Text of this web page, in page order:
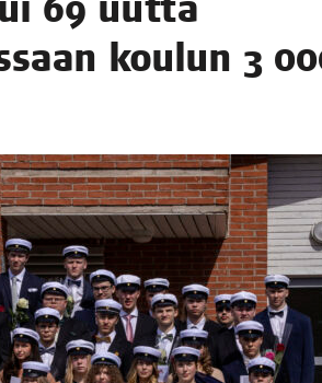
kou­lun 3